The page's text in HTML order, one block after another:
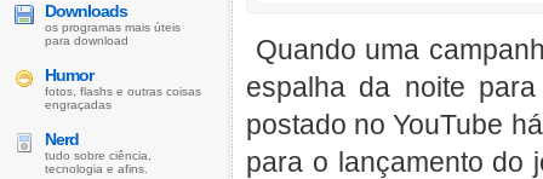
Quando uma
espalha da noite
postado no YouTube
para o lançamento do
Downloads
os programas mais úteis
para download
Humor
fotos, flashs e outras coisas
engraçadas
Nerd
tudo sobre ciência,
tecnologia e afins.